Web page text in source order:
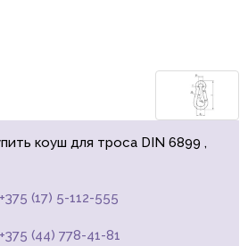
коуш для троса DIN 6899 ,
+375 (17) 5-112-555
+375 (44) 778-41-81